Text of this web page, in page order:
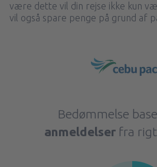
være dette vil din rejse ikke kun
vil også spare penge på grund af
Bedømmelse
anmeldelser fra